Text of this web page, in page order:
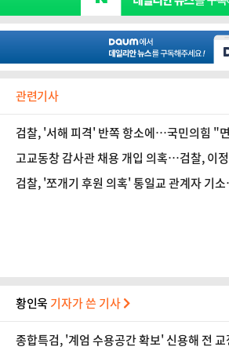
관련기사
검찰, '서해 피격' 반쪽 항소에…국민의힘 "
고교동창 감사관 채용 개입 의혹…검찰, 이
기소
검찰, '쪼개기 후원 의혹' 통일교 관계자 기
황인욱 기자가 쓴 기사
종합특검, '계엄 수용공간 확보' 신용해 전